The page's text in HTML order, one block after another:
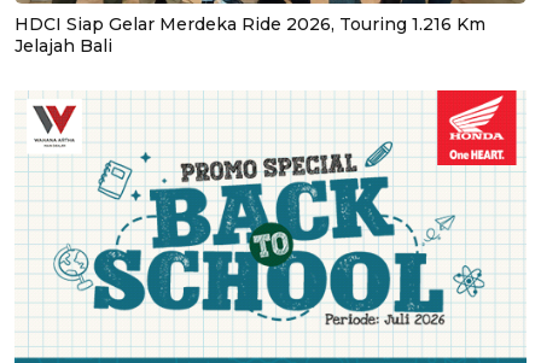
HDCI Siap Gelar Merdeka Ride 2026, Touring 1.216 Km
Jelajah Bali